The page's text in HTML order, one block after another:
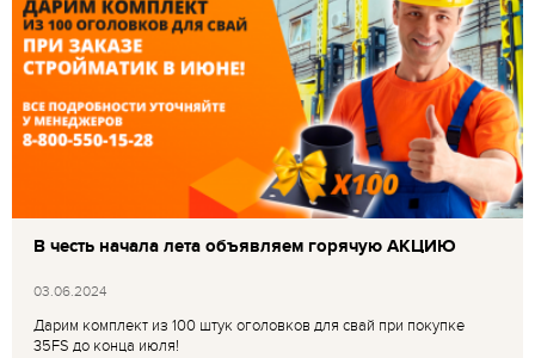
В честь начала лета объявляем горячую АКЦИЮ
03.06.2024
Дарим комплект из 100 штук оголовков для свай при покупке
35FS до конца июля!